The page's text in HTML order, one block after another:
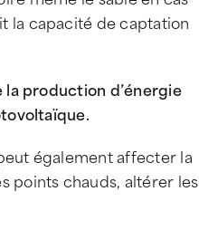
la capacité de captation
production d’énergie
également affecter la
points chauds, altérer les